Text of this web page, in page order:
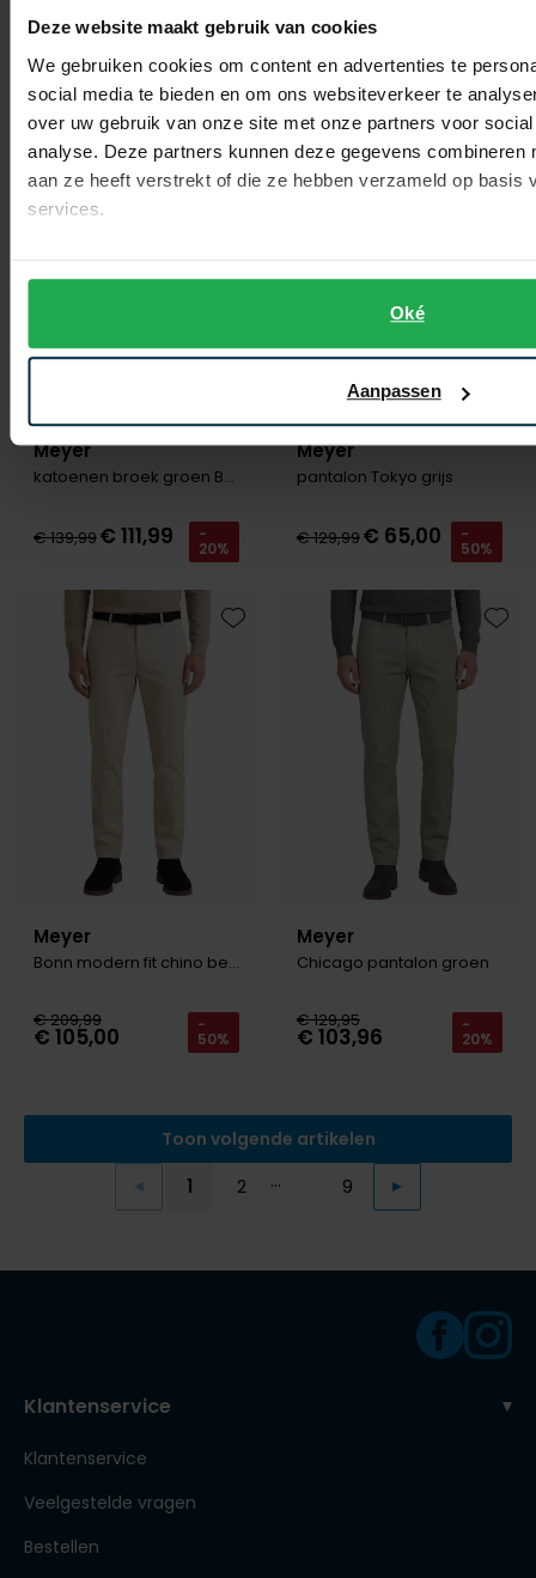
Deze website maakt gebruik van cookies
We gebruiken cookies om content en advertenties te
social media te bieden en om ons websiteverkeer te
over uw gebruik van onze site met onze partners voor
analyse. Deze partners kunnen deze gegevens combineren
aan ze heeft verstrekt of die ze hebben verzameld op basis
services.
Oké
Aanpassen
€ 75,00 - € 129,99
€ 103,99 20%
Meyer
katoenen broek groen Bonn
€ 139,99€ 111,99 -
20%
Toevoegen aan favorieten
Meyer
pantalon Tokyo grijs
€ 129,99€ 65,00 -
50%
Meyer
Bonn modern fit chino beige katoen
€ 209,99
€ 105,00 -
50%
Toevoegen aan favorieten
Meyer
Chicago pantalon groen
€ 129,95
€ 103,96 -
20%
Toon volgende artikelen
Vorige
1 2
...
Page
9 Volgende
Klantenservice
Klantenservice
Veelgestelde vragen
Bestellen